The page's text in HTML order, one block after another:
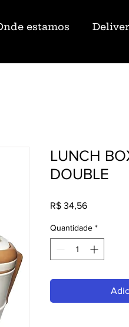
estamos
LUNCH
DOUBLE
R$ 34,56Preço
Quantidade *